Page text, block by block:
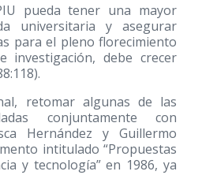
pueda tener una mayor
universitaria y asegurar
para el pleno florecimiento
investigación, debe crecer
retomar algunas de las
conjuntamente con
Hernández y Guillermo
intitulado “Propuestas
y tecnología” en 1986, ya